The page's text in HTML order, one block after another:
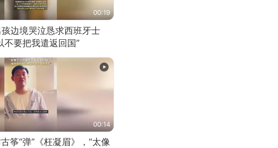
00:19
边境哭泣恳求西班牙士
不要把我遣返回国”
00:14
筝“弹”《枉凝眉》，“太像